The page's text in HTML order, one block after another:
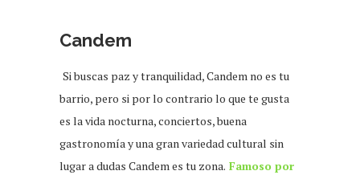
Candem
Si buscas paz y tranquilidad, Candem no es tu
barrio, pero si por lo contrario lo que te gusta
es la vida nocturna, conciertos, buena
gastronomía y una gran variedad cultural sin
lugar a dudas Candem es tu zona. Famoso por